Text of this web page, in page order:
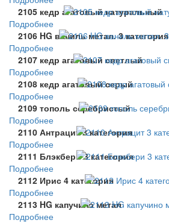
2105 кедр агатовый натуральный
Подробнее
2106 HG ваниль метал. 3 категория
Подробнее
2107 кедр агатовый светлый
Подробнее
2108 кедр агатовый серый
Подробнее
2109 тополь серебристый
Подробнее
2110 Антрацит 3 категория
Подробнее
2111 Блэкбери 3 категория
Подробнее
2112 Ирис 4 категория
Подробнее
2113 HG капучино метал
Подробнее